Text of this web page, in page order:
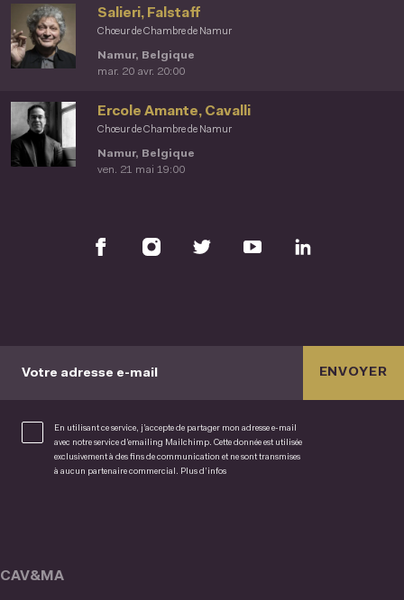
Chœur de Chambre de Namur
Salieri, Falstaff
Namur, Belgique
mar. 20 avr. 20:00
Chœur de Chambre de Namur
Ercole Amante, Cavalli
Namur, Belgique
ven. 21 mai 19:00
Votre adresse e-mail
En utilisant ce service, j’accepte de partager mon adresse e-mail
avec notre service d’emailing Mailchimp. Cette donnée est utilisée
exclusivement à des fins de communication et ne sont transmises
à aucun partenaire commercial.
Plus d’infos
ENVOYER
CAV&MA